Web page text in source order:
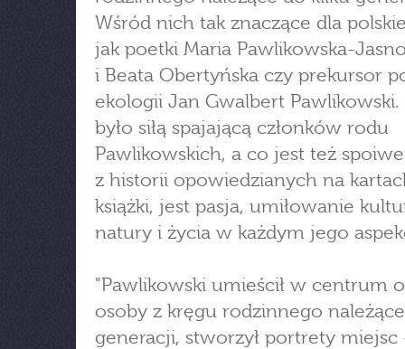
Wśród nich tak znaczące dla
jak poetki Maria Pawlikowska-
i Beata Obertyńska czy prekursor
ekologii Jan Gwalbert
było siłą spajającą członków rodu
Pawlikowskich, a co jest też
z historii opowiedzianych na
książki, jest pasja, umiłowanie
natury i życia w każdym jego
"Pawlikowski umieścił w centrum
osoby z kręgu rodzinnego
generacji, stworzył portrety miejsc